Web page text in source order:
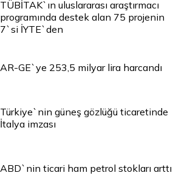
TÜBİTAK`ın uluslararası araştırmacı
programında destek alan 75 projenin
7`si İYTE`den
AR-GE`ye 253,5 milyar lira harcandı
Türkiye`nin güneş gözlüğü ticaretinde
İtalya imzası
ABD`nin ticari ham petrol stokları arttı